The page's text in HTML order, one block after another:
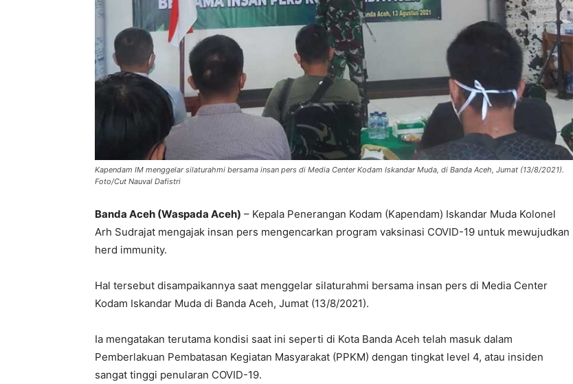
Kapendam IM menggelar silaturahmi bersama insan pers di Media Center Kodam Iskandar Muda, di Banda Aceh, Jumat (13/8/2021).
Foto/Cut Nauval Dafistri
Banda Aceh (Waspada Aceh) – Kepala Penerangan Kodam (Kapendam) Iskandar Muda Kolonel
Arh Sudrajat mengajak insan pers mengencarkan program vaksinasi COVID-19 untuk mewujudkan
herd immunity.
Hal tersebut disampaikannya saat menggelar silaturahmi bersama insan pers di Media Center
Kodam Iskandar Muda di Banda Aceh, Jumat (13/8/2021).
Ia mengatakan terutama kondisi saat ini seperti di Kota Banda Aceh telah masuk dalam
Pemberlakuan Pembatasan Kegiatan Masyarakat (PPKM) dengan tingkat level 4, atau insiden
sangat tinggi penularan COVID-19.